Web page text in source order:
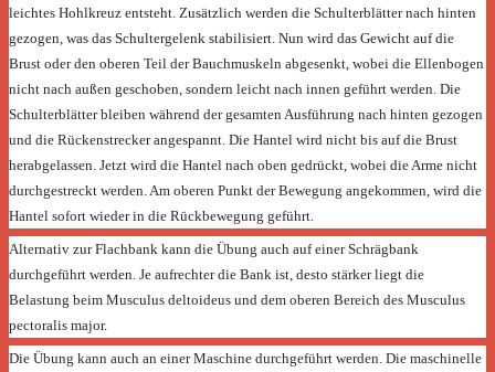
leichtes Hohlkreuz entsteht. Zusätzlich werden die Schulterblätter nach hinten
gezogen, was das Schultergelenk stabilisiert. Nun wird das Gewicht auf die
Brust oder den oberen Teil der Bauchmuskeln abgesenkt, wobei die Ellenbogen
nicht nach außen geschoben, sondern leicht nach innen geführt werden. Die
Schulterblätter bleiben während der gesamten Ausführung nach hinten gezogen
und die Rückenstrecker angespannt. Die Hantel wird nicht bis auf die Brust
herabgelassen. Jetzt wird die Hantel nach oben gedrückt, wobei die Arme nicht
durchgestreckt werden. Am oberen Punkt der Bewegung angekommen, wird die
Hantel sofort wieder in die Rückbewegung geführt.
Alternativ zur Flachbank kann die Übung auch auf einer Schrägbank
durchgeführt werden. Je aufrechter die Bank ist, desto stärker liegt die
Belastung beim Musculus deltoideus und dem oberen Bereich des Musculus
pectoralis major.
Die Übung kann auch an einer Maschine durchgeführt werden. Die maschinelle